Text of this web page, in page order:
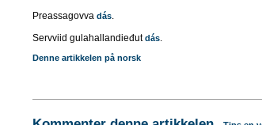
Preassagovva dás
Servviid gulahallandieđutdás
Denne artikkelen på norsk